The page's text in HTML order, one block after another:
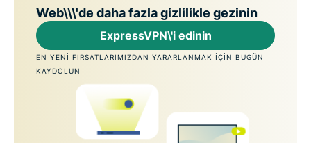
Web\\\'de daha fazla gizlilikle gezinin
ExpressVPN\'i edinin
EN YENI FIRSATLARIMIZDAN YARARLANMAK IÇIN BUGÜN
KAYDOLUN